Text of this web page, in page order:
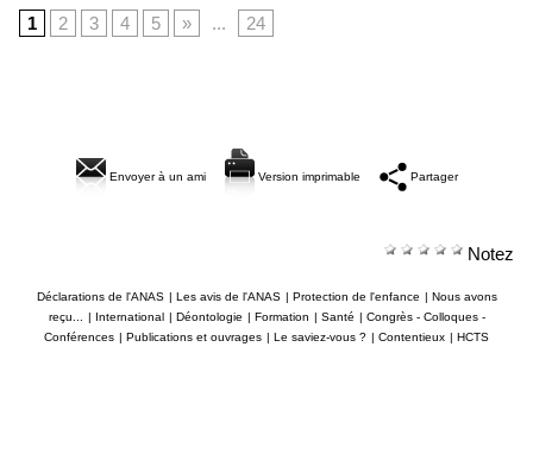
1
2 3 4 5 » ... 24
Envoyer à un ami Version imprimable Partager
Notez
Déclarations de l'ANAS | Les avis de l'ANAS | Protection de l'enfance | Nous avons
reçu...
| International | Déontologie | Formation | Santé | Congrès - Colloques -
Conférences | Publications et ouvrages | Le saviez-vous ? | Contentieux | HCTS